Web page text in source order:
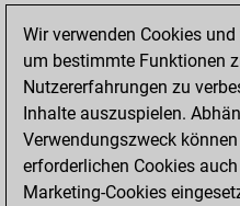
You
bullet
You
=3 -38
16, 2019
Wir verwenden Cookies
um bestimmte Funktionen
Nutzererfahrungen zu
Inhalte auszuspielen.
Verwendungszweck
erforderlichen Cookies
Marketing-Cookies